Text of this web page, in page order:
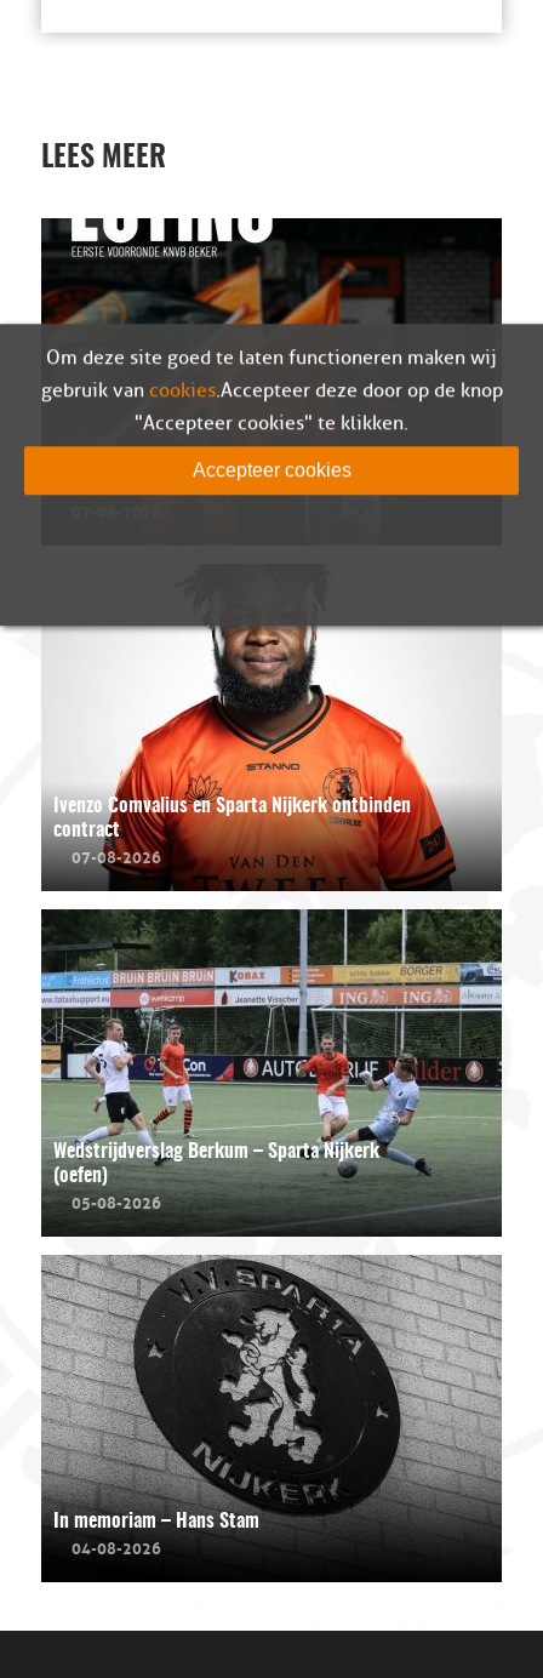
LEES MEER
Sparta Nijkerk in eerste kwalificatieronde van
de Eurojackpot KNVB Beker tegen SV Venray
Ivenzo Comvalius en Sparta Nijkerk ontbinden
contract
07-08-2026
Wedstrijdverslag Berkum – Sparta Nijkerk
(oefen)
05-08-2026
In memoriam – Hans Stam
04-08-2026
Om deze site goed te laten functioneren maken wij
gebruik van cookies. Accepteer deze door op de knop
"Accepteer cookies" te klikken.
Accepteer cookies